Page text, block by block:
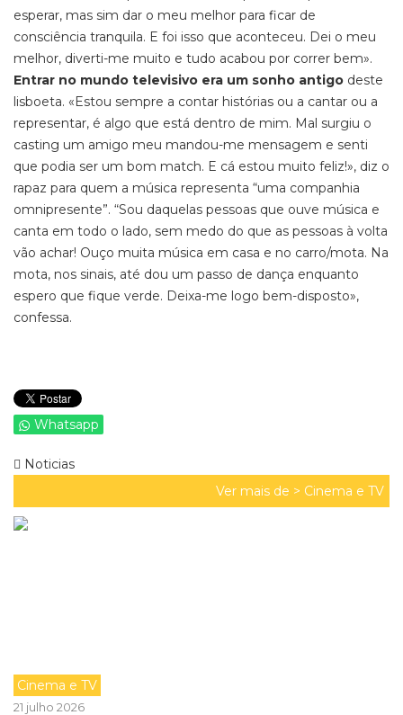
esperar, mas sim dar o meu melhor para ficar de
consciência tranquila. E foi isso que aconteceu. Dei o meu
melhor, diverti-me muito e tudo acabou por correr bem».
Entrar no mundo televisivo era um sonho antigo deste
lisboeta. «Estou sempre a contar histórias ou a cantar ou a
representar, é algo que está dentro de mim. Mal surgiu o
casting um amigo meu mandou-me mensagem e senti
que podia ser um bom match. E cá estou muito feliz!», diz o
rapaz para quem a música representa “uma companhia
omnipresente”. “Sou daquelas pessoas que ouve música e
canta em todo o lado, sem medo do que as pessoas à volta
vão achar! Ouço muita música em casa e no carro/mota. Na
mota, nos sinais, até dou um passo de dança enquanto
espero que fique verde. Deixa-me logo bem-disposto»,
confessa.
Whatsapp
Noticias
Ver mais de > Cinema e TV
Cinema e TV
21 julho 2026